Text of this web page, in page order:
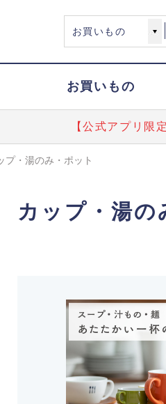
お買いもの
【公式アプリ限
プ・湯のみ・ポット
カップ・湯の